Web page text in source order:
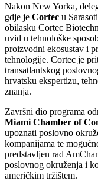
Nakon New Yorka,
gdje je Cortec u
obilasku Cortec
uvid u tehnološke
proizvodni ekosustav i
tehnologije. Cortec je
transatlantskog
hrvatsku ekspertizu,
znanja.
Završni dio programa
Miami Chamber of
upoznati poslovno
kompanijama te
predstavljen rad
poslovnog okruženja i
američkim tržištem.